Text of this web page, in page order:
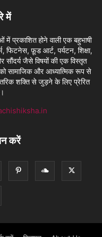
में
में प्रकाशित होने वाली एक बहुभाषी
फिटनेस, फ़ूड आर्ट, पर्यटन, शिक्षा,
जैसे विषयों की एक विस्तृत
को सामाजिक और आध्यात्मिक रूप से
शक्ति से जुड़ने के लिए प्रेरित
करें